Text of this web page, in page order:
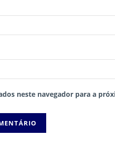
neste navegador para a